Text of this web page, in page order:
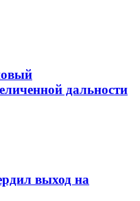
дальности
выход на